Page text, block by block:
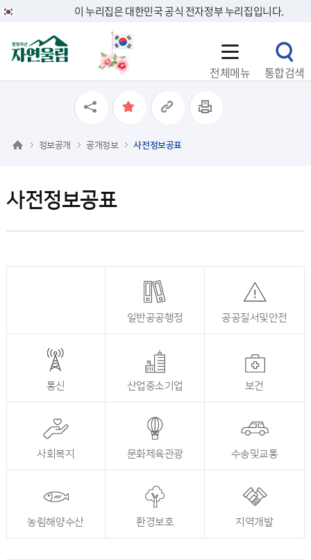
이 누리집은 대한민국 공식 전자정부 누리집입니다.
전체메뉴 통합검색
사전정보공표
정보공개 공개정보 사전정보공표
일반공공행정 공공질서및안전
통신 산업중소기업 보건
사회복지 문화체육관광 수송및교통
농림해양수산 환경보호 지역개발